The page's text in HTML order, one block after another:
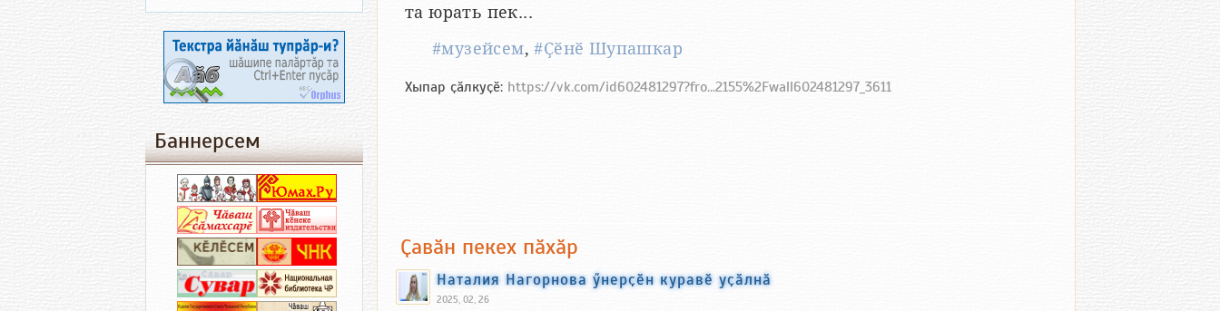
та юрать пек...
#музейсем,#Ҫӗнӗ Шупашкар
Хыпар ҫӑлкуҫӗ: https://vk.com/id602481297?fro...2155%2Fwall602481297_3611
Ҫавӑн пекех пӑхӑр
Наталия Нагорнова ӳнерҫӗн куравӗ уҫӑлнӑ
2025, 02, 26
Баннерсем